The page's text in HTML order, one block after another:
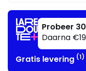
Probeer
Daarna
Gratis levering (1)